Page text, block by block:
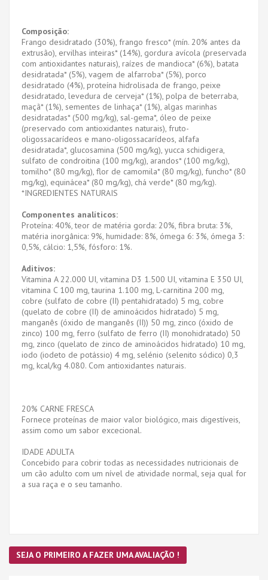
Composição:
Frango desidratado (30%), frango fresco* (mín. 20% antes da
extrusão), ervilhas inteiras* (14%), gordura avícola (preservada
com antioxidantes naturais), raízes de mandioca* (6%), batata
desidratada* (5%), vagem de alfarroba* (5%), porco
desidratado (4%), proteína hidrolisada de frango, peixe
desidratado, levedura de cerveja* (1%), polpa de beterraba,
maçã* (1%), sementes de linhaça* (1%), algas marinhas
desidratadas* (500 mg/kg), sal-gema*, óleo de peixe
(preservado com antioxidantes naturais), fruto-
oligossacarídeos e mano-oligossacarídeos, alfafa
desidratada*, glucosamina (500 mg/kg), yucca schidigera,
sulfato de condroitina (100 mg/kg), arandos* (100 mg/kg),
tomilho* (80 mg/kg), flor de camomila* (80 mg/kg), funcho* (80
mg/kg), equinácea* (80 mg/kg), chá verde* (80 mg/kg).
*INGREDIENTES NATURAIS
Componentes analíticos:
Proteína: 40%, teor de matéria gorda: 20%, fibra bruta: 3%,
matéria inorgânica: 9%, humidade: 8%, ómega 6: 3%, ómega 3:
0,5%, cálcio: 1,5%, fósforo: 1%.
Aditivos:
Vitamina A 22.000 UI, vitamina D3 1.500 UI, vitamina E 350 UI,
vitamina C 100 mg, taurina 1.100 mg, L-carnitina 200 mg,
cobre (sulfato de cobre (II) pentahidratado) 5 mg, cobre
(quelato de cobre (II) de aminoácidos hidratado) 5 mg,
manganês (óxido de manganês (II)) 50 mg, zinco (óxido de
zinco) 100 mg, ferro (sulfato de ferro (II) monohidratado) 50
mg, zinco (quelato de zinco de aminoácidos hidratado) 10 mg,
iodo (iodeto de potássio) 4 mg, selénio (selenito sódico) 0,3
mg, kcal/kg 4.080. Com antioxidantes naturais.
20% CARNE FRESCA
Fornece proteínas de maior valor biológico, mais digestíveis,
assim como um sabor excecional.
IDADE ADULTA
Concebido para cobrir todas as necessidades nutricionais de
um cão adulto com um nível de atividade normal, seja qual for
a sua raça e o seu tamanho.
SEJA O PRIMEIRO A FAZER UMA AVALIAÇÃO !